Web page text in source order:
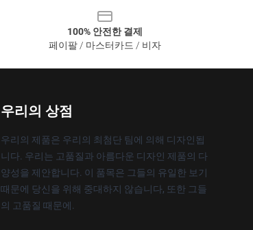
100% 안전한 결제
페이팔 / 마스터카드 / 비자
우리의 상점
우리의 제품은 우리의 최첨단 팀에 의해 디자인됩
니다. 우리는 고품질과 아름다운 디자인 제품의 다
양성을 제안합니다. 이 품목은 그들의 유일한 보기
때문에 당신을 위해 중대하지 않습니다, 또한 그들
의 고품질 때문에.